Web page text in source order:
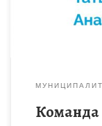
Команда